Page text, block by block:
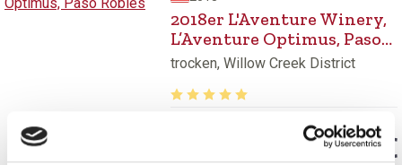
2018er L'Aventure Winery,
L’Aventure Optimus, Paso
Robles
trocken, Willow Creek District
52,40 €